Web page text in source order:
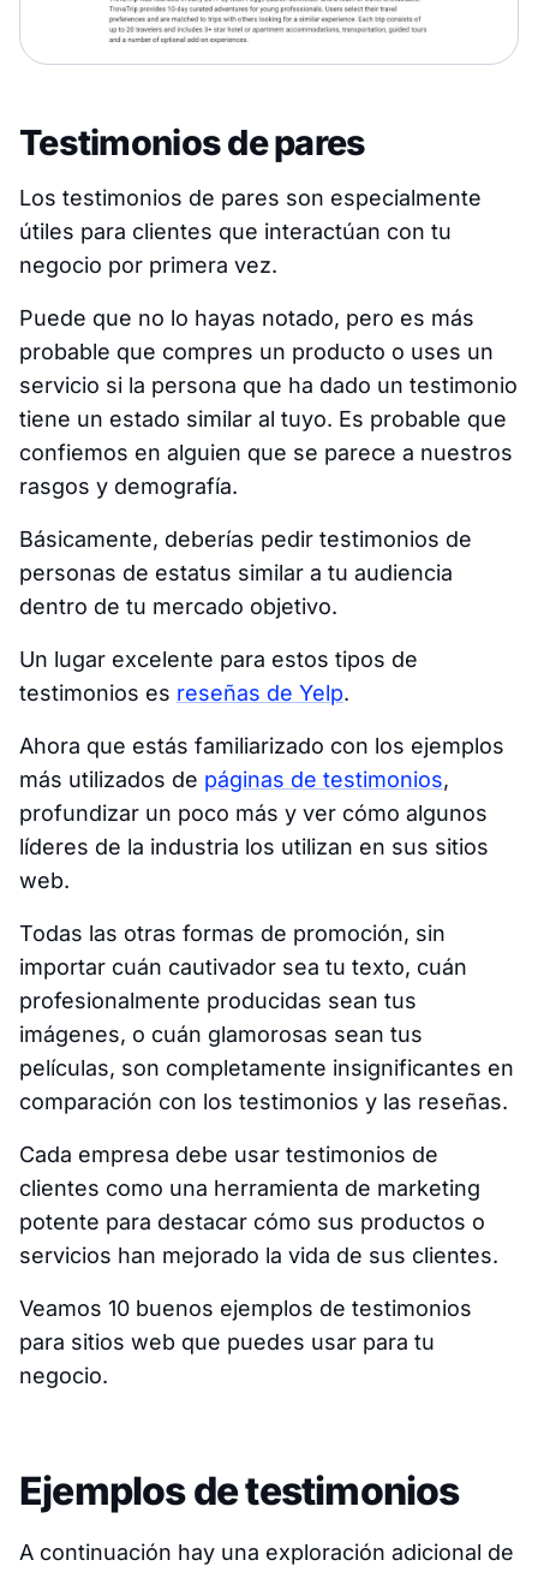
Testimonios de pares
Los testimonios de pares son especialmente
útiles para clientes que interactúan con tu
negocio por primera vez.
Puede que no lo hayas notado, pero es más
probable que compres un producto o uses un
servicio si la persona que ha dado un testimonio
tiene un estado similar al tuyo. Es probable que
confiemos en alguien que se parece a nuestros
rasgos y demografía.
Básicamente, deberías pedir testimonios de
personas de estatus similar a tu audiencia
dentro de tu mercado objetivo.
Un lugar excelente para estos tipos de
testimonios es reseñas de Yelp.
Ahora que estás familiarizado con los ejemplos
más utilizados de páginas de testimonios,
profundizar un poco más y ver cómo algunos
líderes de la industria los utilizan en sus sitios
web.
Todas las otras formas de promoción, sin
importar cuán cautivador sea tu texto, cuán
profesionalmente producidas sean tus
imágenes, o cuán glamorosas sean tus
películas, son completamente insignificantes en
comparación con los testimonios y las reseñas.
Cada empresa debe usar testimonios de
clientes como una herramienta de marketing
potente para destacar cómo sus productos o
servicios han mejorado la vida de sus clientes.
Veamos 10 buenos ejemplos de testimonios
para sitios web que puedes usar para tu
negocio.
Ejemplos de testimonios
A continuación hay una exploración adicional de